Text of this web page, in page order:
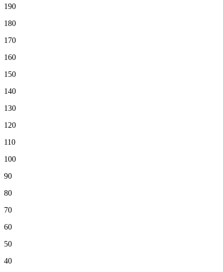
190
180
170
160
150
140
130
120
110
100
90
80
70
60
50
40